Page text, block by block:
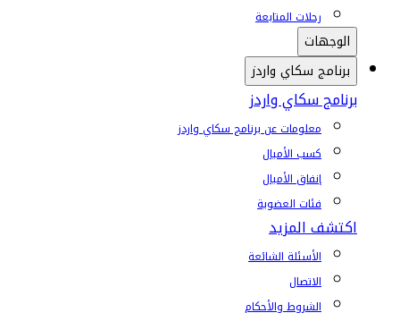
رحلات المتابعة
الوجهات
برنامج سكاي واردز
برنامج سكاي واردز
معلومات عن برنامج سكاي واردز
كسب الأميال
إنفاق الأميال
فئات العضوية
اكتشف المزيد
الأسئلة الشائعة
الاتصال
الشروط والأحكام